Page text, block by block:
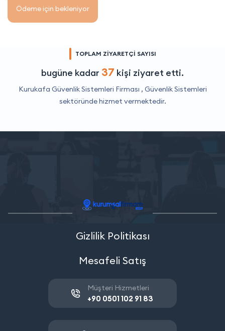
Ödeme için bekleniyor
TOPLAM ZİYARETÇİ SAYISI
bugüne kadar 37 kişi ziyaret etti.
Kurukafa Güvenlik Sistemleri Firması , Güvenlik Sistemleri
sektöründe hizmet vermektedir.
Gizlilik Politikası
Mesafeli Satış
Müşteri Hizmetleri
+90 0501 102 91 83